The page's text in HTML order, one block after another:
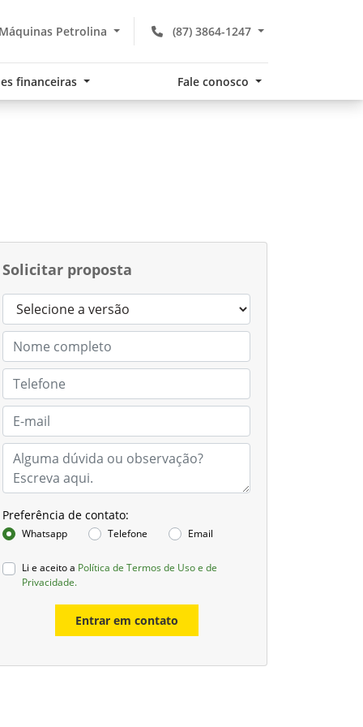
(87) 3864-1247
Petrolina
financeiras Fale conosco
Solicitar proposta
Preferência de contato:
Whatsapp Telefone Email
Li e aceito a Política de Termos de Uso e de
Privacidade.
Entrar em contato